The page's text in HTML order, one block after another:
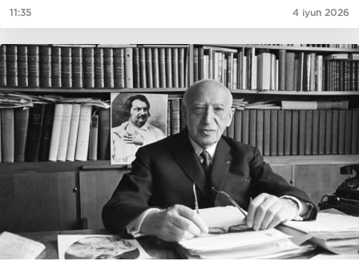
11:35 4 iyun 2026